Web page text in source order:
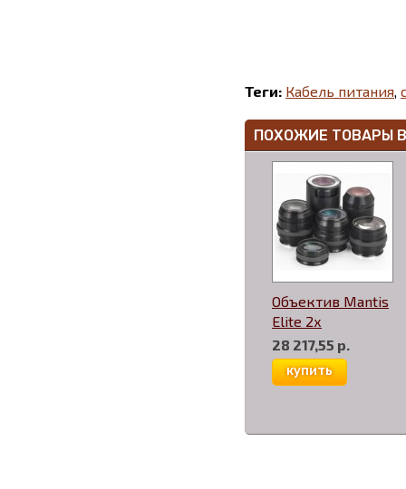
Теги: Кабель питания
ПОХОЖИЕ ТОВАРЫ
Объектив Mantis
Elite 2х
28 217,55 р.
купить